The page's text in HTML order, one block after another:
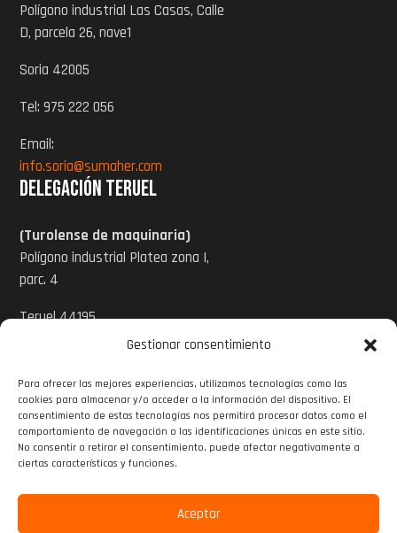
Gestionar consentimiento
Para ofrecer las mejores experiencias, utilizamos tecnologías como las
cookies para almacenar y/o acceder a la información del dispositivo. El
consentimiento de estas tecnologías nos permitirá procesar datos como el
comportamiento de navegación o las identificaciones únicas en este sitio.
No consentir o retirar el consentimiento, puede afectar negativamente a
ciertas características y funciones.
Aceptar
Polígono industrial Las Casas, Calle
D, parcela 26, nave1
Soria 42005
Tel: 975 222 056
Email:
info.soria@sumaher.com
Delegación Teruel
(Turolense de maquinaria)
Polígono industrial Platea zona I,
parc. 4
Teruel 44195
Email:
info@turolensedemaquinaria.com
www.turolensedemaquinaria.com

